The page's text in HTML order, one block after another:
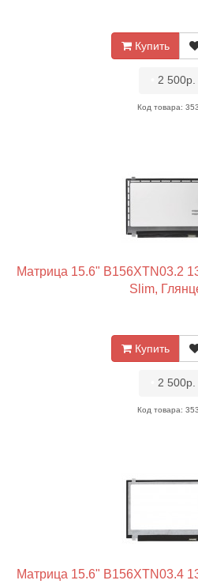
Купить
2 500р.
Код товара:
Матрица 15.6" B156XTN03.2
Slim,
Купить
2 500р.
Код товара:
Матрица 15.6" B156XTN03.4